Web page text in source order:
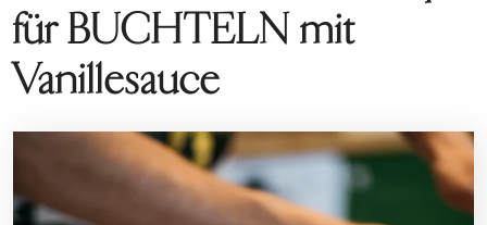
für BUCHTELN mit
Vanillesauce